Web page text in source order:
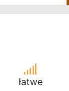
łatwe